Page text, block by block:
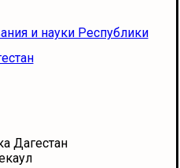
и науки Республики
Дагестан